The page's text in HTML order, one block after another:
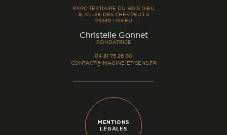
PARC TERTIAIRE DU BOIS DIEU
8, ALLÉE DES CHEVREUILS
69380 LISSIEU
Christelle Gonnet-
FONDATRICE
04 81 76 26 00
CONTACT@IMAGINE-ET-SENS.FR
MENTIONS
LÉGALES